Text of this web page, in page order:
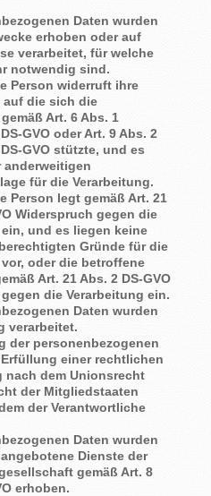
Daten wurden
erhoben oder auf
verarbeitet, für welche
notwendig sind.
Person widerruft ihre
die sich die
Art. 6 Abs. 1
GVO oder Art. 9 Abs. 2
GVO stützte, und es
anderweitigen
für die Verarbeitung.
Person legt gemäß Art. 21
Widerspruch gegen die
und es liegen keine
Gründe für die
oder die betroffene
Art. 21 Abs. 2 DS-GVO
die Verarbeitung ein.
Daten wurden
verarbeitet.
der personenbezogenen
einer rechtlichen
nach dem Unionsrecht
der Mitgliedstaaten
der Verantwortliche
Daten wurden
Dienste der
gemäß Art. 8
erhoben.